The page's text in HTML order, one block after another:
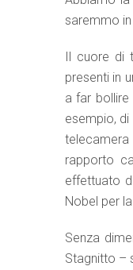
saremmo
Il cuore di
presenti in
a far bollire
esempio,
rapporto
effettuato
Nobel per
Senza
Stagnitto –